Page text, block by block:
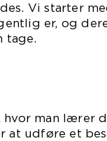
Vi starter
er, og
tage.
hvor man lærer
at udføre et